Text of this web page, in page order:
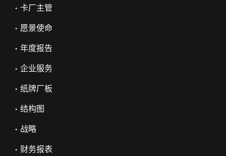
• 卡厂主管
• 愿景使命
• 年度报告
• 企业服务
• 纸牌厂板
• 结构图
• 战略
• 财务报表